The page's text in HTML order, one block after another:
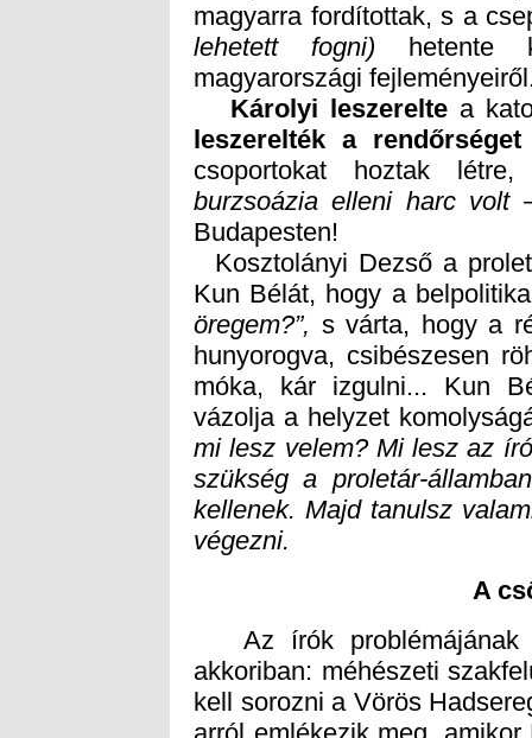
magyarra fordítottak, s a
lehetett fogni) hetente
magyarországi
Károlyi leszereltea
leszerelték a
csoportokat hoztak
burzsoázia elleni harc volt–
Budapesten!
Kosztolányi Dezső a
Kun Bélát, hogy a
öregem?”, s várta, hogy a
hunyorogva,
móka, kár izgulni...
vázolja a helyzet
mi lesz velem? Mi lesz az
szükség a proletár-államban
végezni.
A
Az írók problémájának
akkoriban: méhészeti
kell sorozni a Vörös